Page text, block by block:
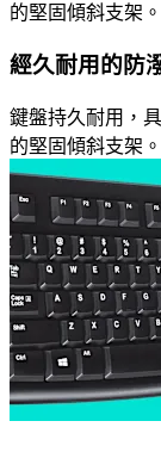
的堅固傾斜支架。
經久耐用的防
鍵盤持久耐用，
的堅固傾斜支架。